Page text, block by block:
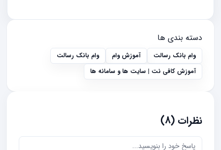
دسته بندی ها
وام بانک رسالت آموزش وام
وام بانک رسالت
آموزش کافی نت | سایت ها و سامانه ها
نظرات (8)